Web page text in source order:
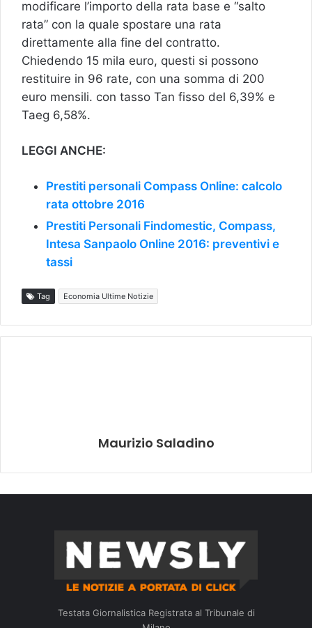
modificare l’importo della rata base e “salto
rata” con la quale spostare una rata
direttamente alla fine del contratto.
Chiedendo 15 mila euro, questi si possono
restituire in 96 rate, con una somma di 200
euro mensili. con tasso Tan fisso del 6,39% e
Taeg 6,58%.
LEGGI ANCHE:
Prestiti personali Compass Online: calcolo
rata ottobre 2016
Prestiti Personali Findomestic, Compass,
Intesa Sanpaolo Online 2016: preventivi e
tassi
Tag Economia Ultime Notizie
Maurizio Saladino
Testata Giornalistica Registrata al Tribunale di